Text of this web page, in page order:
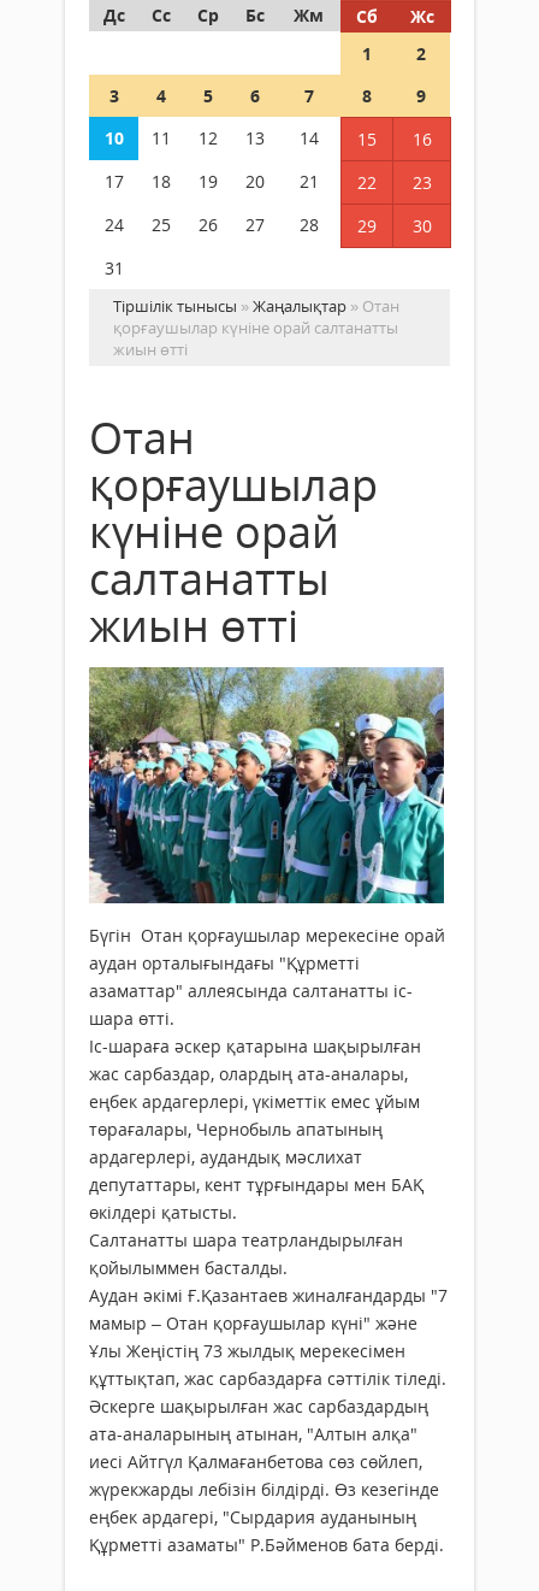
Дс
Сс Ср Бс Жм Сб
Жс
1
2
3
4 5 6 7 8
9
10
11 12 13 14 15
16
17
18 19 20 21 22
23
24
25 26 27 28 29
30
31
Тіршілік тынысы »Жаңалықтар » Отан
қорғаушылар күніне орай салтанатты
жиын өтті
Отан
қорғаушылар
күніне орай
салтанатты
жиын өтті
Бүгін Отан қорғаушылар мерекесіне орай
аудан орталығындағы "Құрметті
азаматтар" аллеясында салтанатты іс-
шара өтті.
Іс-шараға әскер қатарына шақырылған
жас сарбаздар, олардың ата-аналары,
еңбек ардагерлері, үкіметтік емес ұйым
төрағалары, Чернобыль апатының
ардагерлері, аудандық мәслихат
депутаттары, кент тұрғындары мен БАҚ
өкілдері қатысты.
Салтанатты шара театрландырылған
қойылыммен басталды.
Аудан әкімі Ғ.Қазантаев жиналғандарды "7
мамыр – Отан қорғаушылар күні" және
Ұлы Жеңістің 73 жылдық мерекесімен
құттықтап, жас сарбаздарға сәттілік тіледі.
Әскерге шақырылған жас сарбаздардың
ата-аналарының атынан, "Алтын алқа"
иесі Айтгүл Қалмағанбетова сөз сөйлеп,
жүрекжарды лебізін білдірді. Өз кезегінде
еңбек ардагері, "Сырдария ауданының
Құрметті азаматы" Р.Бәйменов бата берді.